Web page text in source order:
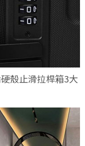
殼止滑拉桿箱3大